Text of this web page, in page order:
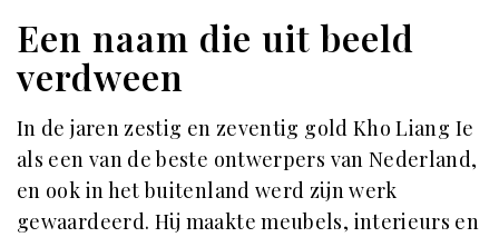
Een naam die uit beeld
verdween
In de jaren zestig en zeventig gold Kho Liang Ie
als een van de beste ontwerpers van Nederland,
en ook in het buitenland werd zijn werk
gewaardeerd. Hij maakte meubels, interieurs en